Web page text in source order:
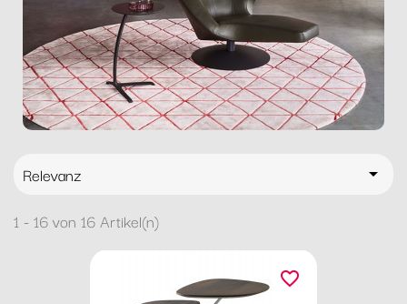
Relevanz 
1 - 16 von 16 Artikel(n)
favorite_border